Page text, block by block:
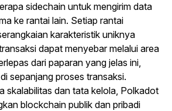
sidechain untuk mengirim data
ke rantai lain. Setiap rantai
karakteristik uniknya
dapat menyebar melalui area
dari paparan yang jelas ini,
sepanjang proses transaksi.
skalabilitas dan tata kelola, Polkadot
blockchain publik dan pribadi